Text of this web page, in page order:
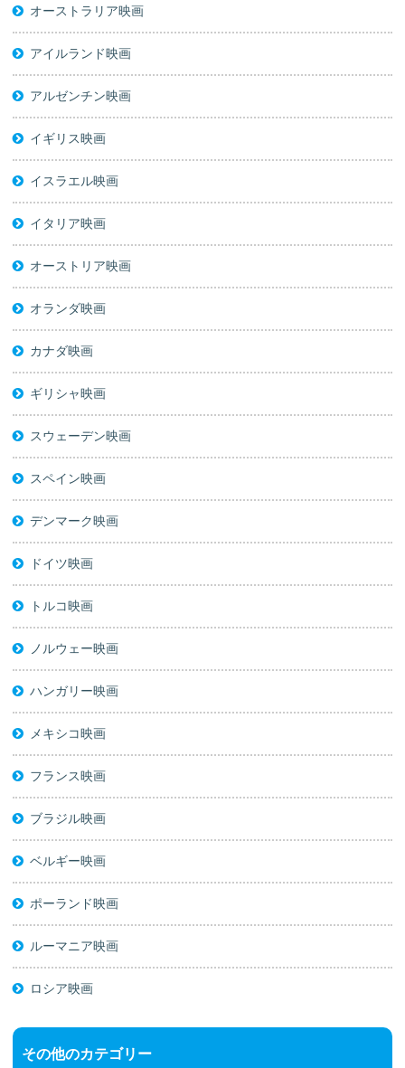
オーストラリア映画
アイルランド映画
アルゼンチン映画
イギリス映画
イスラエル映画
イタリア映画
オーストリア映画
オランダ映画
カナダ映画
ギリシャ映画
スウェーデン映画
スペイン映画
デンマーク映画
ドイツ映画
トルコ映画
ノルウェー映画
ハンガリー映画
メキシコ映画
フランス映画
ブラジル映画
ベルギー映画
ポーランド映画
ルーマニア映画
ロシア映画
その他のカテゴリー